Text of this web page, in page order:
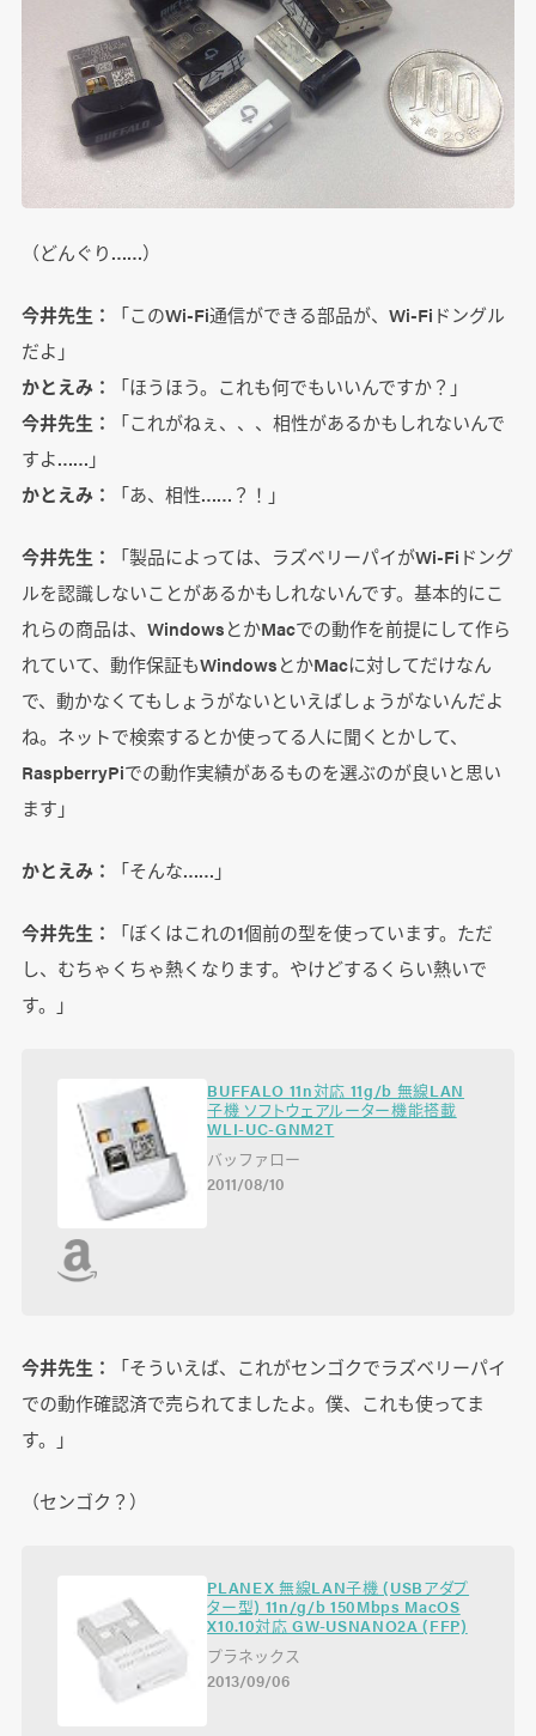
（どんぐり……）
今井先生：
「このWi-Fi通信ができる部品が、Wi-Fiドングル
だよ」
かとえみ：
「ほうほう。これも何でもいいんですか？」
今井先生：
「これがねぇ、、、相性があるかもしれないんで
すよ……」
かとえみ：
「あ、相性……？！」
今井先生：
「製品によっては、ラズベリーパイがWi-Fiドング
ルを認識しないことがあるかもしれないんです。基本的にこ
れらの商品は、WindowsとかMacでの動作を前提にして作ら
れていて、動作保証もWindowsとかMacに対してだけなん
で、動かなくてもしょうがないといえばしょうがないんだよ
ね。ネットで検索するとか使ってる人に聞くとかして、
RaspberryPiでの動作実績があるものを選ぶのが良いと思い
ます」
かとえみ： 「そんな……」
今井先生：
「ぼくはこれの1個前の型を使っています。ただ
し、むちゃくちゃ熱くなります。やけどするくらい熱いで
す。」
BUFFALO 11n対応 11g/b 無線LAN
子機 ソフトウェアルーター機能搭載
WLI-UC-GNM2T
バッファロー
2011/08/10
今井先生：
「そういえば、これがセンゴクでラズベリーパイ
での動作確認済で売られてましたよ。僕、これも使ってま
す。」
（センゴク？）
PLANEX 無線LAN子機 (USBアダプ
ター型) 11n/g/b 150Mbps MacOS
X10.10対応 GW-USNANO2A (FFP)
プラネックス
2013/09/06